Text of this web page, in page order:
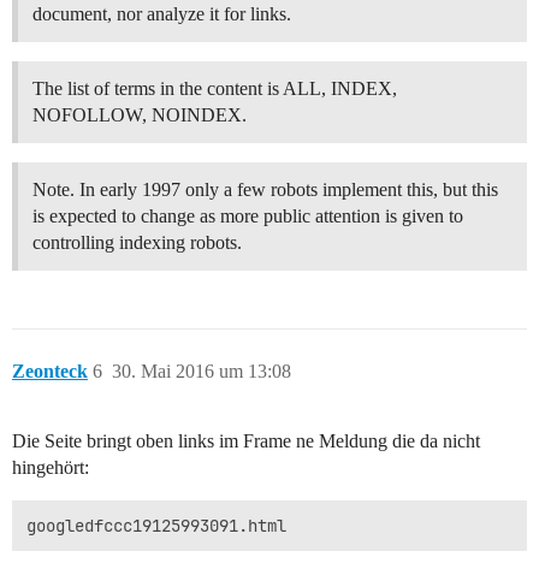
document, nor analyze it for links.
The list of terms in the content is ALL, INDEX,
NOFOLLOW, NOINDEX.
Note. In early 1997 only a few robots implement this, but this
is expected to change as more public attention is given to
controlling indexing robots.
Zeonteck 30. Mai 2016 um 13:08
6
Die Seite bringt oben links im Frame ne Meldung die da nicht
hingehört: